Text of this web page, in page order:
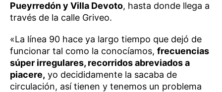
Pueyrredón y Villa Devoto, hasta donde llega a
través de la calle Griveo.
«La línea 90 hace ya largo tiempo que dejó de
funcionar tal como la conocíamos, frecuencias
súper irregulares, recorridos abreviados a
piacere, yo decididamente la sacaba de
circulación, así tienen y tenemos un problema